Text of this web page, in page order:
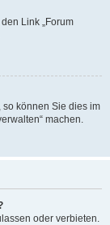
Link „Forum
können Sie dies im
machen.
oder verbieten.